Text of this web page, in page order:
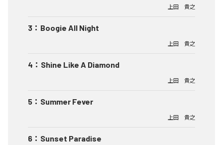
上田 貴之
3 ： Boogie All Night
上田 貴之
4 ： Shine Like A Diamond
上田 貴之
5 ： Summer Fever
上田 貴之
6 ： Sunset Paradise